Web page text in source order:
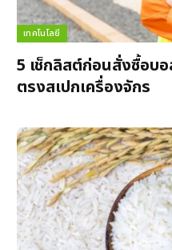
เทคโนโลยี
5 เช็กลิสต์ก่อนสั่งซื้อบอ
ตรงสเปกเครื่องจักร